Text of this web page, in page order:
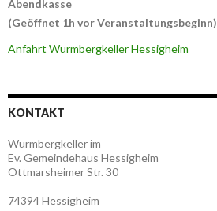
Abendkasse
(Geöffnet 1h vor Veranstaltungsbeginn)
Anfahrt Wurmbergkeller Hessigheim
KONTAKT
Wurmbergkeller im
Ev. Gemeindehaus Hessigheim
Ottmarsheimer Str. 30
74394 Hessigheim